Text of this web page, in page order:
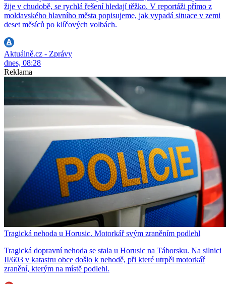
žije v chudobě, se rychlá řešení hledají těžko. V reportáži přímo z
moldavského hlavního města popisujeme, jak vypadá situace v zemi
deset měsíců po klíčových volbách.
Aktuálně.cz - Zprávy
dnes, 08:28
Reklama
Tragická nehoda u Horusic. Motorkář svým zraněním podlehl
Tragická dopravní nehoda se stala u Horusic na Táborsku. Na silnici
II/603 v katastru obce došlo k nehodě, při které utrpěl motorkář
zranění, kterým na místě podlehl.